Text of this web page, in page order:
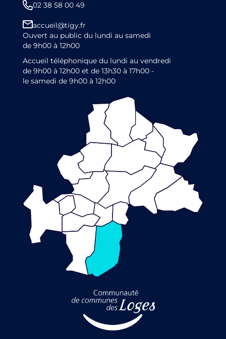
02 38 58 00 49
accueil@tigy.fr
Ouvert au public du lundi au samedi
de 9h00 à 12h00
Accueil téléphonique du lundi au vendredi
de 9h00 à 12h00 et de 13h30 à 17h00 -
le samedi de 9h00 à 12h00